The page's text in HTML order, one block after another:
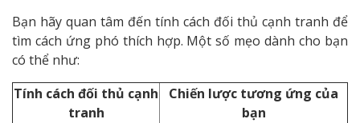
Bạn hãy quan tâm đến tính cách đối thủ cạnh tranh để
tìm cách ứng phó thích hợp. Một số mẹo dành cho bạn
có thể như:
Tính cách đối thủ cạnh
tranh
Chiến lược tương ứng của
bạn